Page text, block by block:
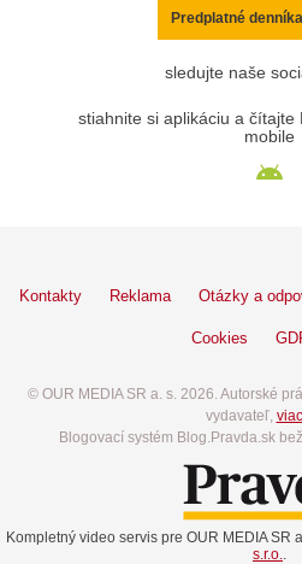
Predplatné
sledujte naše
stiahnite si aplikáciu a čítajte
mobile
Kontakty Reklama Otázky a
Cookies
© OUR MEDIA SR a. s. 2026. Autorské
vydavateľ,
Blogovací systém Blog.Pravda.sk
Kompletný video servis pre OUR MEDIA SR
s.r.o.